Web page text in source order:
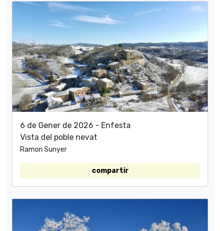
6 de Gener de 2026 - Enfesta
Vista del poble nevat
Ramon Sunyer
compartir